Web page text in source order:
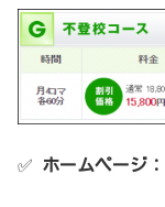
✅ ホームページ：